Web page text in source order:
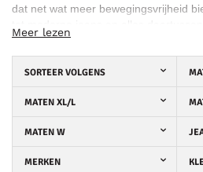
dat net wat meer bewegingsvrijheid
grote maten jeans die ervoor zorgen
je ook zo voelt tijdens het dragen.
Meer lezen
SORTEER VOLGENS
MATEN XL/L
MATEN W
MERKEN